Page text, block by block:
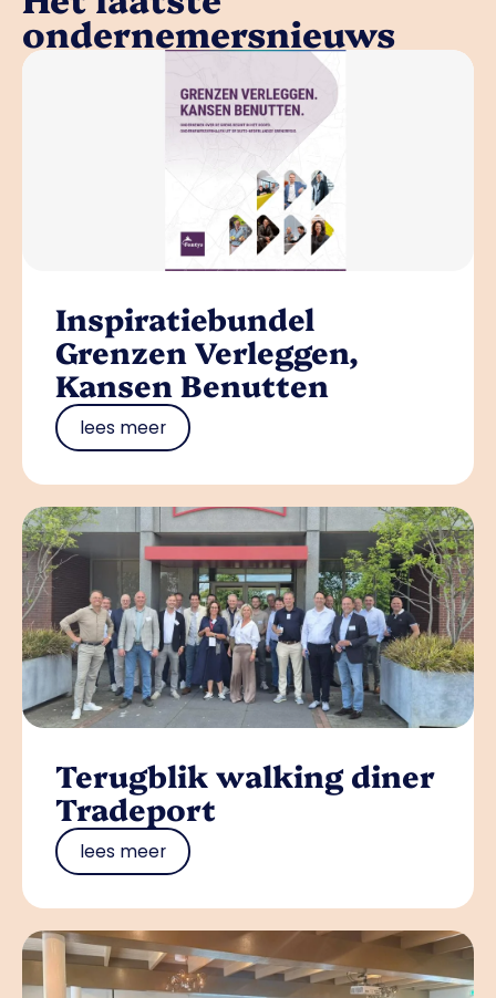
ondernemersnieuws
Inspiratiebundel
Grenzen Verleggen,
Kansen Benutten
lees meer
Terugblik walking diner
Tradeport
lees meer